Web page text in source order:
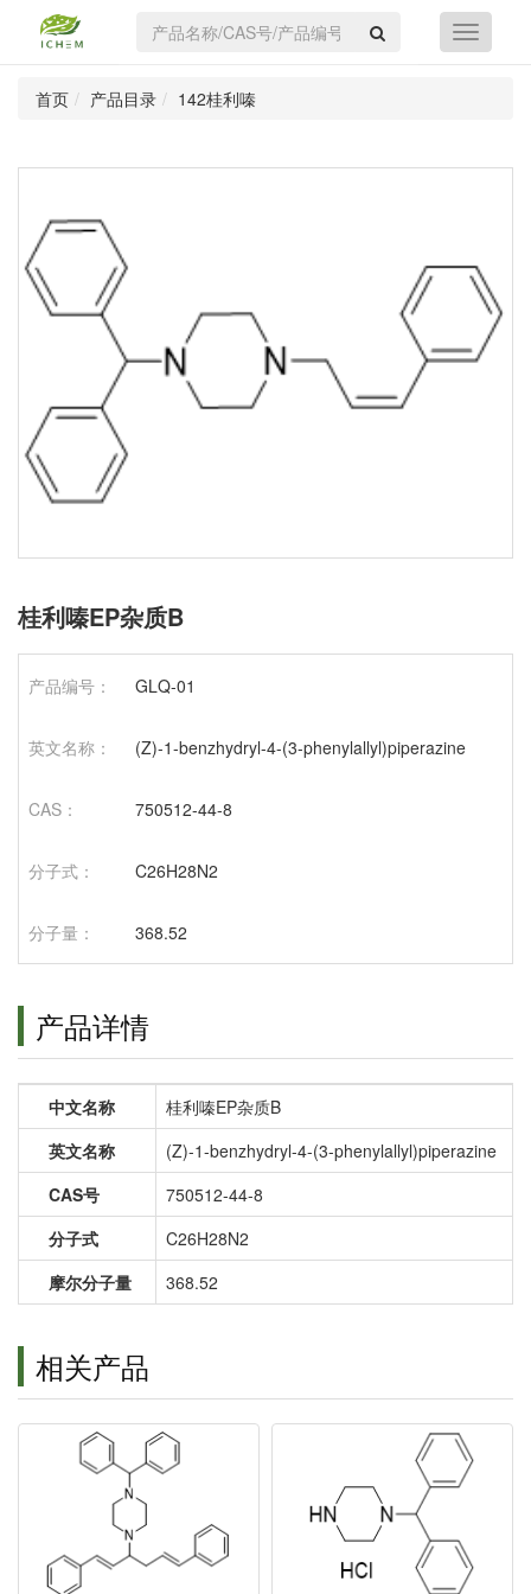
首页 产品目录 142桂利嗪
桂利嗪EP杂质B
产品编号： GLQ-01
英文名称： (Z)-1-benzhydryl-4-(3-phenylallyl)piperazine
CAS： 750512-44-8
分子式： C26H28N2
分子量： 368.52
产品详情
中文名称
桂利嗪EP杂质B
英文名称
(Z)-1-benzhydryl-4-(3-phenylallyl)piperazine
CAS号
750512-44-8
分子式
C26H28N2
摩尔分子量
368.52
相关产品